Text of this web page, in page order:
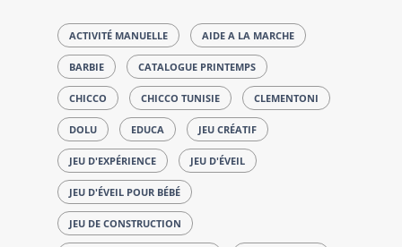
ACTIVITÉ MANUELLE AIDE A LA MARCHE
BARBIE CATALOGUE PRINTEMPS
CHICCO CHICCO TUNISIE CLEMENTONI
DOLU EDUCA JEU CRÉATIF
JEU D'EXPÉRIENCE JEU D'ÉVEIL
JEU D'ÉVEIL POUR BÉBÉ
JEU DE CONSTRUCTION